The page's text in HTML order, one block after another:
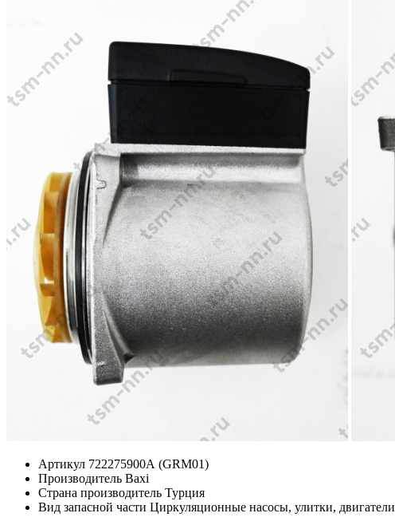
Артикул 722275900А (GRM01)
Производитель Baxi
Страна производитель Турция
Вид запасной части Циркуляционные насосы, улитки, двигатели